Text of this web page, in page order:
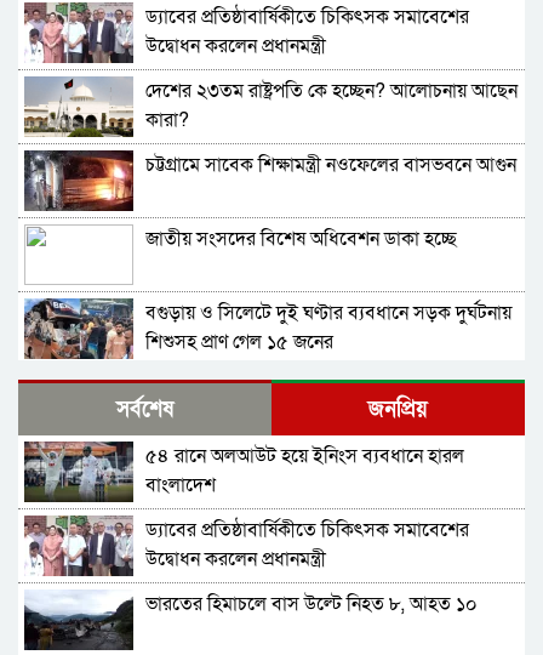
ড্যাবের প্রতিষ্ঠাবার্ষিকীতে চিকিৎসক সমাবেশের
উদ্বোধন করলেন প্রধানমন্ত্রী
দেশের ২৩তম রাষ্ট্রপতি কে হচ্ছেন? আলোচনায় আছেন
কারা?
চট্টগ্রামে সাবেক শিক্ষামন্ত্রী নওফেলের বাসভবনে আগুন
জাতীয় সংসদের বিশেষ অধিবেশন ডাকা হচ্ছে
বগুড়ায় ও সিলেটে দুই ঘণ্টার ব্যবধানে সড়ক দুর্ঘটনায়
শিশুসহ প্রাণ গেল ১৫ জনের
বিমানবন্দরে ভিআইপি-সিআইপিসহ সবাইকে তল্লাশির
নির্দেশ
বিটিভির মহাপরিচালক হলেন কাজী জেসিন
র‍্যাব বিলুপ্ত করে আনা হচ্ছে নতুন বাহিনী
ভারত সফরের সিদ্ধান্ত প্রধানমন্ত্রী নেবেন: পররাষ্ট্র
সর্বশেষ জনপ্রিয়
৫৪ রানে অলআউট হয়ে ইনিংস ব্যবধানে হারল
বাংলাদেশ
ড্যাবের প্রতিষ্ঠাবার্ষিকীতে চিকিৎসক সমাবেশের
উদ্বোধন করলেন প্রধানমন্ত্রী
ভারতের হিমাচলে বাস উল্টে নিহত ৮, আহত ১০